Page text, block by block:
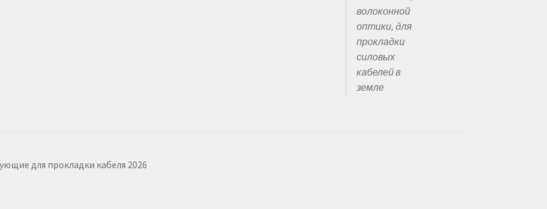
волоконной
оптики, для
прокладки
силовых
кабелей в
земле
для прокладки кабеля 2026